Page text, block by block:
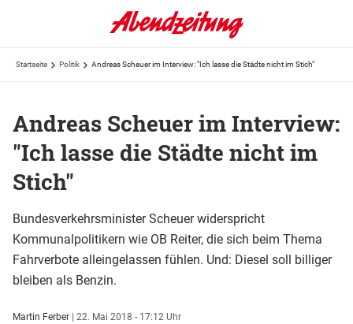
Startseite Politik Andreas Scheuer im Interview: "Ich lasse die Städte nicht im Stich"
Andreas Scheuer im Interview:
"Ich lasse die Städte nicht im
Stich"
Bundesverkehrsminister Scheuer widerspricht
Kommunalpolitikern wie OB Reiter, die sich beim Thema
Fahrverbote alleingelassen fühlen. Und: Diesel soll billiger
bleiben als Benzin.
Martin Ferber | 22. Mai 2018 - 17:12 Uhr